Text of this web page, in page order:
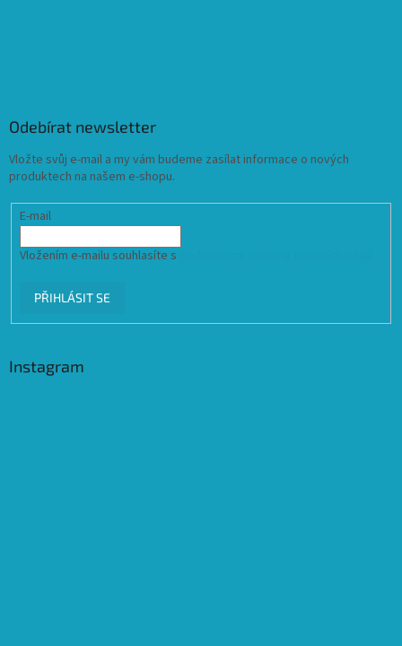
Odebírat newsletter
Vložte svůj e-mail a my vám budeme zasílat informace o nových
produktech na našem e-shopu.
E-mail
Vložením e-mailu souhlasíte s
PŘIHLÁSIT SE
Instagram